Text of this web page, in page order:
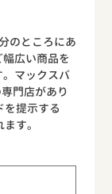
のところにあ
広い商品を
マックスバ
門店があり
を提示する
す。